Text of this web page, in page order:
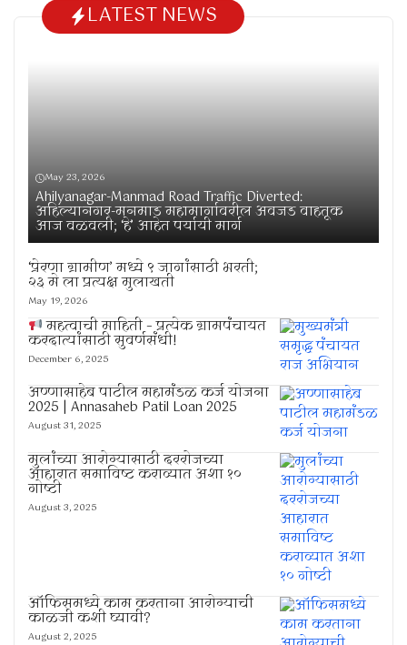
LATEST NEWS
May 23, 2026
Ahilyanagar-Manmad Road Traffic Diverted:
अहिल्यानगर-मनमाड महामार्गावरील अवजड वाहतूक
आज वळवली; ‘हे’ आहेत पर्यायी मार्ग
‘प्रेरणा ग्रामीण’ मध्ये ९ जागांसाठी भरती;
२३ मे ला प्रत्यक्ष मुलाखती
May 19, 2026
महत्वाची माहिती – प्रत्येक ग्रामपंचायत
करदात्यांसाठी सुवर्णसंधी!
December 6, 2025
अण्णासाहेब पाटील महामंडळ कर्ज योजना
2025 | Annasaheb Patil Loan 2025
August 31, 2025
मुलांच्या आरोग्यासाठी दररोजच्या
आहारात समाविष्ट कराव्यात अशा १०
गोष्टी
August 3, 2025
ऑफिसमध्ये काम करताना आरोग्याची
काळजी कशी घ्यावी?
August 2, 2025